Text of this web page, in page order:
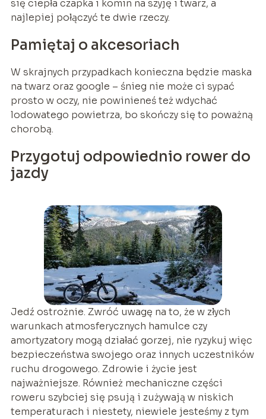
się ciepła czapka i komin na szyję i twarz, a
najlepiej połączyć te dwie rzeczy.
Pamiętaj o akcesoriach
W skrajnych przypadkach konieczna będzie maska
na twarz oraz google – śnieg nie może ci sypać
prosto w oczy, nie powinieneś też wdychać
lodowatego powietrza, bo skończy się to poważną
chorobą.
Przygotuj odpowiednio rower do
jazdy
Jedź ostrożnie. Zwróć uwagę na to, że w złych
warunkach atmosferycznych hamulce czy
amortyzatory mogą działać gorzej, nie ryzykuj więc
bezpieczeństwa swojego oraz innych uczestników
ruchu drogowego. Zdrowie i życie jest
najważniejsze. Również mechaniczne części
roweru szybciej się psują i zużywają w niskich
temperaturach i niestety, niewiele jesteśmy z tym